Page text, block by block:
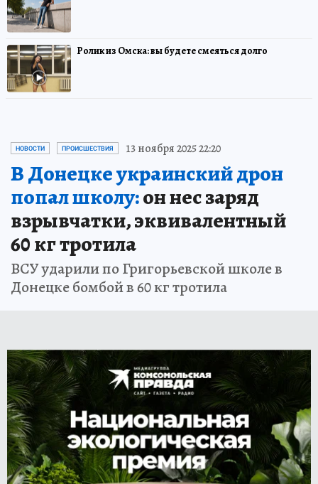
Ролик из Омска: вы будете смеяться долго
НОВОСТИ ПРОИСШЕСТВИЯ 13 ноября 2025 22:20
В Донецке украинский дрон
попал школу:он нес заряд
взрывчатки, эквивалентный
60 кг тротила
ВСУ ударили по Григорьевской школе в
Донецке бомбой в 60 кг тротила